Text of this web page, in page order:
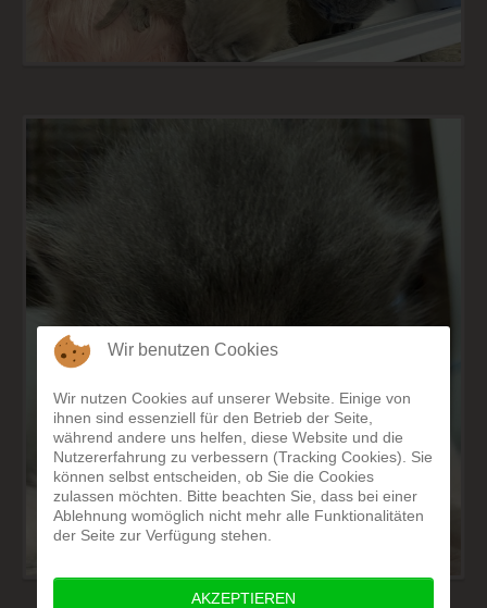
Wir benutzen Cookies
Wir nutzen Cookies auf unserer Website. Einige von
ihnen sind essenziell für den Betrieb der Seite,
während andere uns helfen, diese Website und die
Nutzererfahrung zu verbessern (Tracking Cookies). Sie
können selbst entscheiden, ob Sie die Cookies
zulassen möchten. Bitte beachten Sie, dass bei einer
Ablehnung womöglich nicht mehr alle Funktionalitäten
der Seite zur Verfügung stehen.
AKZEPTIEREN